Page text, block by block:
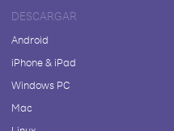
DESCARGAR
Android
iPhone & iPad
Windows PC
Mac